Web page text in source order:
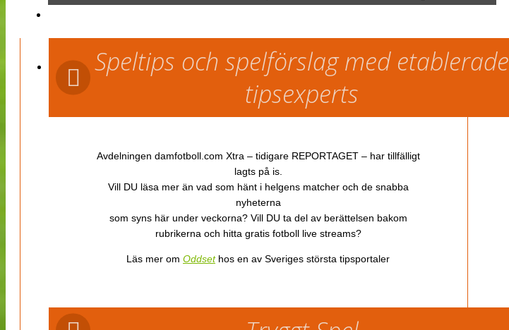
Speltips och spelförslag med etablerade
tipsexperts
Avdelningen damfotboll.com Xtra – tidigare REPORTAGET – har tillfälligt
lagts på is.
Vill DU läsa mer än vad som hänt i helgens matcher och de snabba
nyheterna
som syns här under veckorna? Vill DU ta del av berättelsen bakom
rubrikerna och hitta gratis fotboll live streams?
Läs mer om Oddsethos en av Sveriges största tipsportaler